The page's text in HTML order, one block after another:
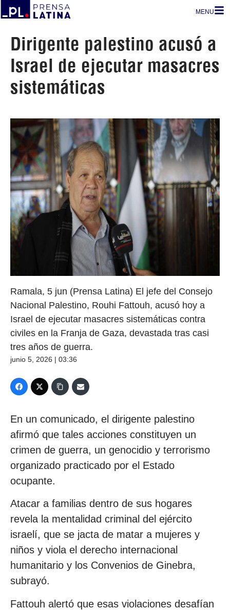
MENU
Dirigente palestino acusó a
Israel de ejecutar masacres
sistemáticas
Ramala, 5 jun (Prensa Latina) El jefe del Consejo
Nacional Palestino, Rouhi Fattouh, acusó hoy a
Israel de ejecutar masacres sistemáticas contra
civiles en la Franja de Gaza, devastada tras casi
tres años de guerra.
junio 5, 2026 | 03:36
En un comunicado, el dirigente palestino
afirmó que tales acciones constituyen un
crimen de guerra, un genocidio y terrorismo
organizado practicado por el Estado
ocupante.
Atacar a familias dentro de sus hogares
revela la mentalidad criminal del ejército
israelí, que se jacta de matar a mujeres y
niños y viola el derecho internacional
humanitario y los Convenios de Ginebra,
subrayó.
Fattouh alertó que esas violaciones desafían